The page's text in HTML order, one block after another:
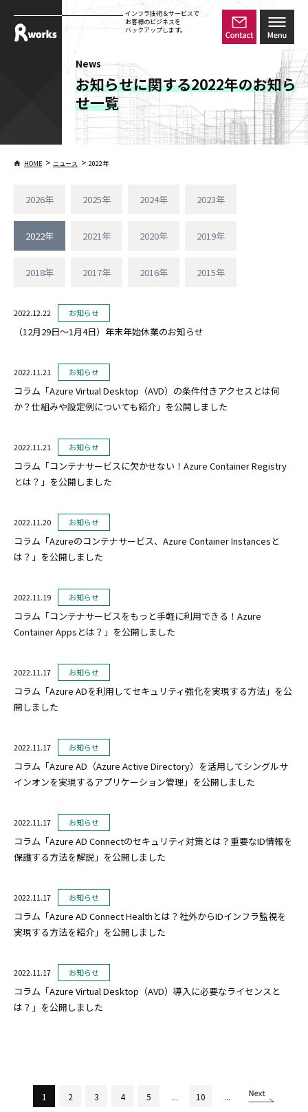
インフラ技術＆サービスで
お客様のビジネスを
バックアップします。
News
お知らせに関する2022年のお知ら
せ一覧
HOME > ニュース > 2022年
2026年 2025年 2024年 2023年
2022年 2021年 2020年 2019年
2018年 2017年 2016年 2015年
2022.12.22 お知らせ
（12月29日～1月4日）年末年始休業のお知らせ
2022.11.21 お知らせ
コラム「Azure Virtual Desktop（AVD）の条件付きアクセスとは何
か？仕組みや設定例についても紹介」を公開しました
2022.11.21 お知らせ
コラム「コンテナサービスに欠かせない！Azure Container Registry
とは？」を公開しました
2022.11.20 お知らせ
コラム「Azureのコンテナサービス、Azure Container Instancesと
は？」を公開しました
2022.11.19 お知らせ
コラム「コンテナサービスをもっと手軽に利用できる！Azure
Container Appsとは？」を公開しました
2022.11.17 お知らせ
コラム「Azure ADを利用してセキュリティ強化を実現する方法」を公
開しました
2022.11.17 お知らせ
コラム「Azure AD（Azure Active Directory）を活用してシングルサ
インオンを実現するアプリケーション管理」を公開しました
2022.11.17 お知らせ
コラム「Azure AD Connectのセキュリティ対策とは？重要なID情報を
保護する方法を解説」を公開しました
2022.11.17 お知らせ
コラム「Azure AD Connect Healthとは？社外からIDインフラ監視を
実現する方法を紹介」を公開しました
2022.11.17 お知らせ
コラム「Azure Virtual Desktop（AVD）導入に必要なライセンスと
は？」を公開しました
1 2 3 4 5 ... 10 ...